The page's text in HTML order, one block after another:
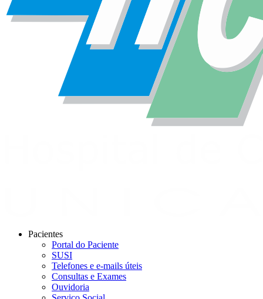
Pacientes
Portal do Paciente
SUSI
Telefones e e-mails úteis
Consultas e Exames
Ouvidoria